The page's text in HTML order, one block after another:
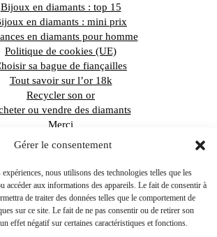
Gérer le consentement
nous utilisons des technologies telles que les
accéder aux informations des appareils. Le fait de consentir à
de traiter des données telles que le comportement de
sur ce site. Le fait de ne pas consentir ou de retirer son
effet négatif sur certaines caractéristiques et fonctions.
Bijoux en diamants : top 15
en diamants : mini prix
en diamants pour homme
Politique de cookies (UE)
sa bague de fiançailles
Tout savoir sur l’or 18k
Recycler son or
ou vendre des diamants
Merci
Commande en cours
le guide du diamant